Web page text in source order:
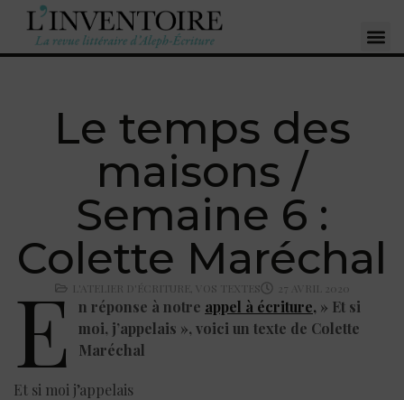
Le temps des
maisons /
Semaine 6 :
Colette Maréchal
L'ATELIER D'ÉCRITURE VOS TEXTES 27 AVRIL 2020
E n réponse à notre appel à écriture, » Et si
moi, j’appelais », voici un texte de Colette
Maréchal
Et si moi j’appelais